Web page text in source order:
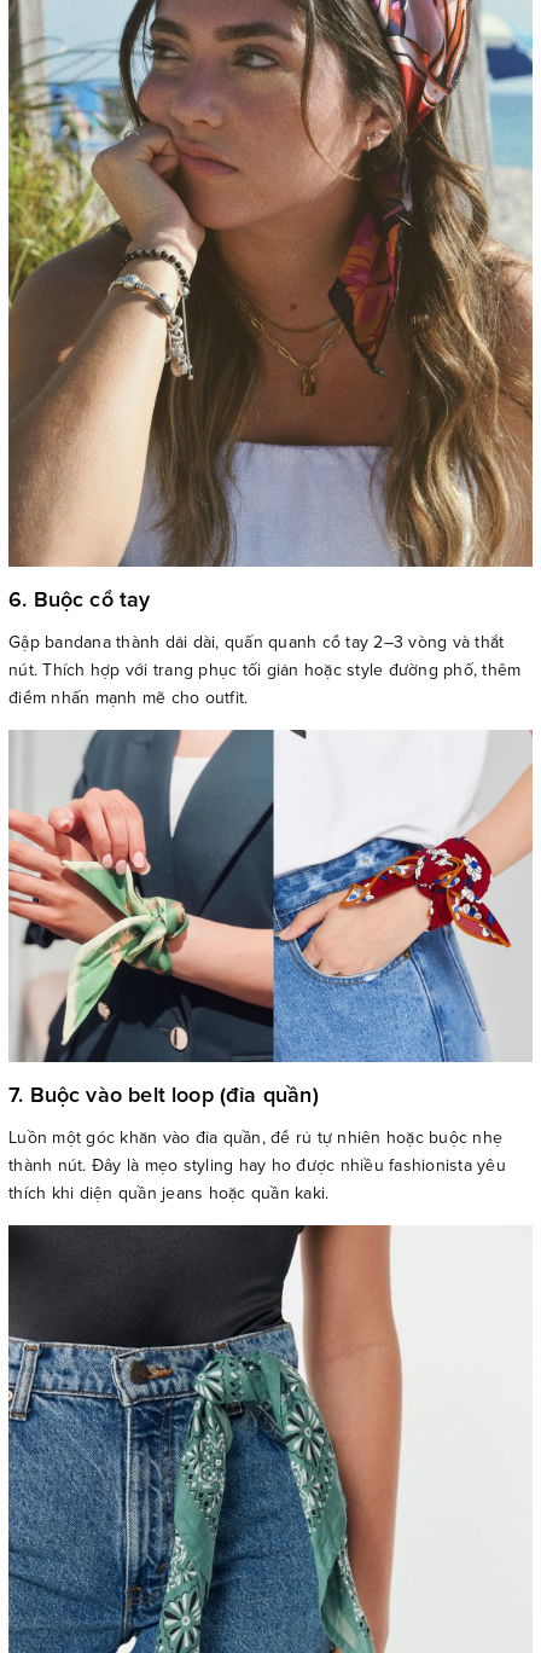
6. Buộc cổ tay
Gập bandana thành dải dài, quấn quanh cổ tay 2–3 vòng và thắt
nút. Thích hợp với trang phục tối giản hoặc style đường phố, thêm
điểm nhấn mạnh mẽ cho outfit.
7. Buộc vào belt loop (đỉa quần)
Luồn một góc khăn vào đỉa quần, để rủ tự nhiên hoặc buộc nhẹ
thành nút. Đây là mẹo styling hay ho được nhiều fashionista yêu
thích khi diện quần jeans hoặc quần kaki.